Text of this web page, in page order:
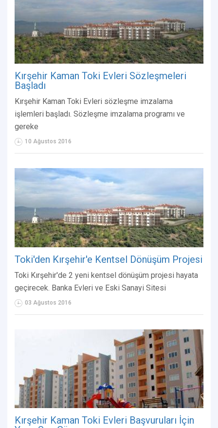
Kırşehir Kaman Toki Evleri Sözleşmeleri
Başladı
Kırşehir Kaman Toki Evleri sözleşme imzalama
işlemleri başladı. Sözleşme imzalama programı ve
gereke
10 Ağustos 2016
Toki'den Kırşehir'e Kentsel Dönüşüm Projesi
Toki Kırşehir'de 2 yeni kentsel dönüşüm projesi hayata
geçirecek. Banka Evleri ve Eski Sanayi Sitesi
03 Ağustos 2016
Kırşehir Kaman Toki Evleri Başvuruları İçin